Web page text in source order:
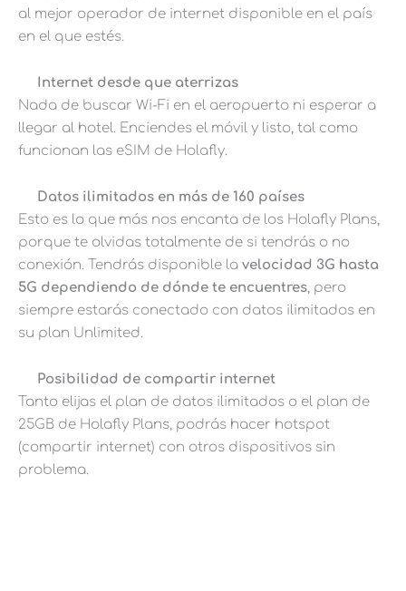
al mejor operador de internet disponible en el país
en el que estés.
Internet desde que aterrizas
Nada de buscar Wi-Fi en el aeropuerto ni esperar a
llegar al hotel. Enciendes el móvil y listo, tal como
funcionan las eSIM de Holafly.
Datos ilimitados en más de 160 países
Esto es lo que más nos encanta de los Holafly Plans,
porque te olvidas totalmente de si tendrás o no
conexión. Tendrás disponible la velocidad 3G hasta
5G dependiendo de dónde te encuentres, pero
siempre estarás conectado con datos ilimitados en
su plan Unlimited.
Posibilidad de compartir internet
Tanto elijas el plan de datos ilimitados o el plan de
25GB de Holafly Plans, podrás hacer hotspot
(compartir internet) con otros dispositivos sin
problema.